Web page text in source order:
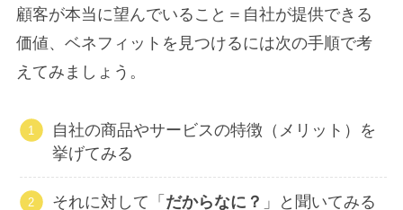
顧客が本当に望んでいること＝自社が提供できる
価値、ベネフィットを見つけるには次の手順で考
えてみましょう。
自社の商品やサービスの特徴（メリット）を
挙げてみる
それに対して「 だからなに？ 」と聞いてみる